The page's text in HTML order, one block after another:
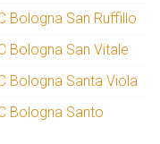
Bologna San Ruffillo
Bologna San Vitale
Bologna Santa Viola
Bologna Santo